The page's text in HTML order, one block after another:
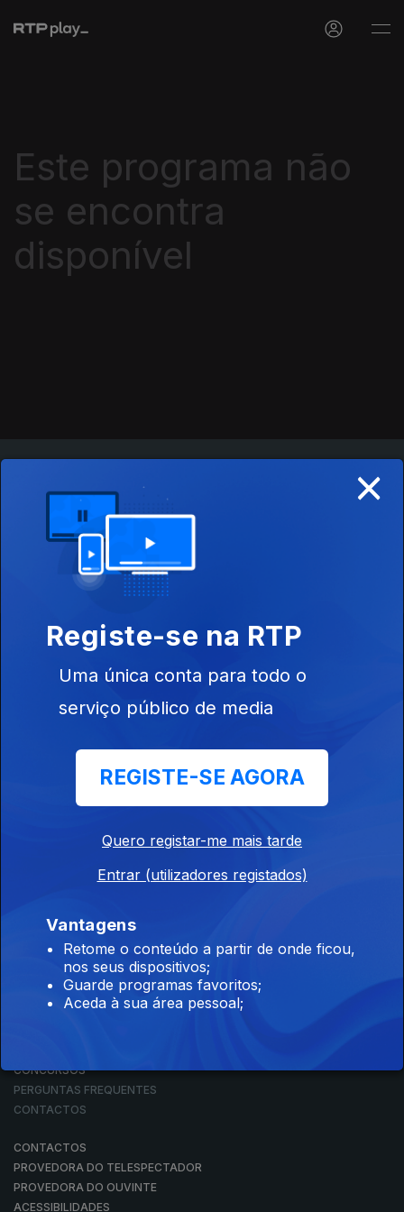
Este programa não
se encontra
disponível
Disponível para iOS, Android, Apple TV, Android TV e
RTP ARQUIVOS
RTP ENSINA
RTP PLAY
EM DIRETO
CONCURSOS
PERGUNTAS FREQUENTES
CONTACTOS
CONTACTOS
PROVEDORA DO TELESPECTADOR
PROVEDORA DO OUVINTE
ACESSIBILIDADES
×
Registe-se na RTP
Uma única conta para todo o
serviço público de media
REGISTE-SE AGORA
Quero registar-me mais tarde
Entrar (utilizadores registados)
Vantagens
Retome o conteúdo a partir de onde ficou,
nos seus dispositivos;
Guarde programas favoritos;
Aceda à sua área pessoal;